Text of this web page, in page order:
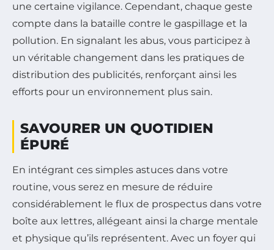
une certaine vigilance. Cependant, chaque geste
compte dans la bataille contre le gaspillage et la
pollution. En signalant les abus, vous participez à
un véritable changement dans les pratiques de
distribution des publicités, renforçant ainsi les
efforts pour un environnement plus sain.
SAVOURER UN QUOTIDIEN
ÉPURÉ
En intégrant ces simples astuces dans votre
routine, vous serez en mesure de réduire
considérablement le flux de prospectus dans votre
boîte aux lettres, allégeant ainsi la charge mentale
et physique qu’ils représentent. Avec un foyer qui